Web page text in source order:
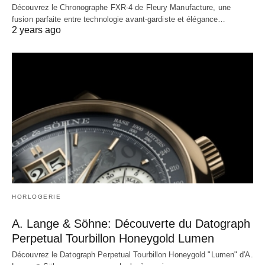
Découvrez le Chronographe FXR-4 de Fleury Manufacture, une
fusion parfaite entre technologie avant-gardiste et élégance…
2 years ago
HORLOGERIE
A. Lange & Söhne: Découverte du Datograph
Perpetual Tourbillon Honeygold Lumen
Découvrez le Datograph Perpetual Tourbillon Honeygold "Lumen" d'A.